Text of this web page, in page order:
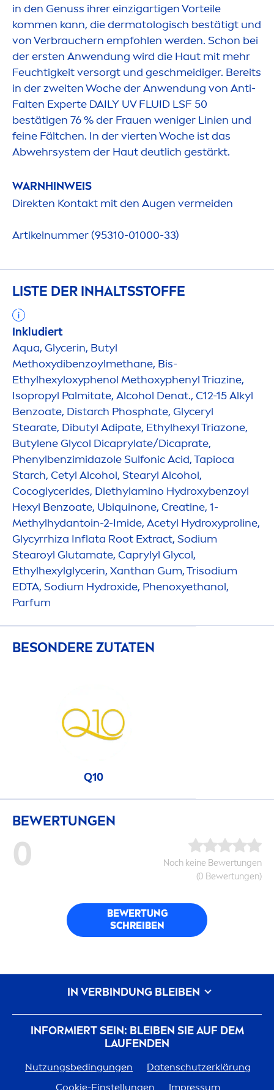
in den Genuss ihrer einzigartigen Vorteile
kommen kann, die dermatologisch bestätigt und
von Verbrauchern empfohlen werden. Schon bei
der ersten Anwendung wird die Haut mit mehr
Feuchtigkeit versorgt und geschmeidiger. Bereits
in der zweiten Woche der Anwendung von Anti-
Falten Experte DAILY UV FLUID LSF 50
bestätigen 76 % der Frauen weniger Linien und
feine Fältchen. In der vierten Woche ist das
Abwehrsystem der Haut deutlich gestärkt.
WARNHINWEIS
Direkten Kontakt mit den Augen vermeiden
Artikelnummer (95310-01000-33)
LISTE DER INHALTSSTOFFE
Inkludiert
Aqua, Glycerin, Butyl
Methoxydibenzoylmethane, Bis-
Ethylhexyloxyphenol Methoxyphenyl Triazine,
Isopropyl Palmitate, Alcohol Denat., C12-15 Alkyl
Benzoate, Distarch Phosphate, Glyceryl
Stearate, Dibutyl Adipate, Ethylhexyl Triazone,
Butylene Glycol Dicaprylate/Dicaprate,
Phenylbenzimidazole Sulfonic Acid, Tapioca
Starch, Cetyl Alcohol, Stearyl Alcohol,
Cocoglycerides, Diethylamino Hydroxybenzoyl
Hexyl Benzoate, Ubiquinone, Creatine, 1-
Methylhydantoin-2-Imide, Acetyl Hydroxyproline,
Glycyrrhiza Inflata Root Extract, Sodium
Stearoyl Glutamate, Caprylyl Glycol,
Ethylhexylglycerin, Xanthan Gum, Trisodium
EDTA, Sodium Hydroxide, Phenoxyethanol,
Parfum
BESONDERE ZUTATEN
Q10
BEWERTUNGEN
0
Noch keine Bewertungen
(0 Bewertungen)
BEWERTUNG
SCHREIBEN
INFORMIERT SEIN: BLEIBEN SIE AUF DEM
LAUFENDEN
Nutzungsbedingungen
Datenschutzerklärung
Cookie-Einstellungen
Impressum
IN VERBINDUNG BLEIBEN